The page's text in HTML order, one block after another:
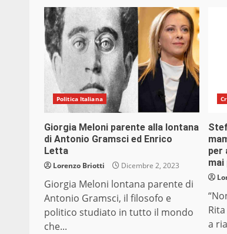
Politica Italiana
Giorgia Meloni parente alla lontana
di Antonio Gramsci ed Enrico
Letta
Lorenzo Briotti Dicembre 2, 2023
Giorgia Meloni lontana parente di
Antonio Gramsci, il filosofo e
politico studiato in tutto il mondo
che...
per
mai
a